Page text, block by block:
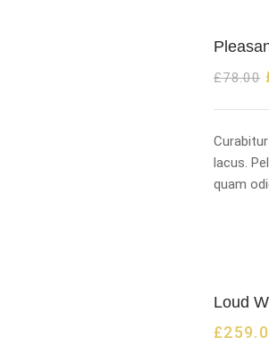
£78.00
lacus.
quam
Loud
£